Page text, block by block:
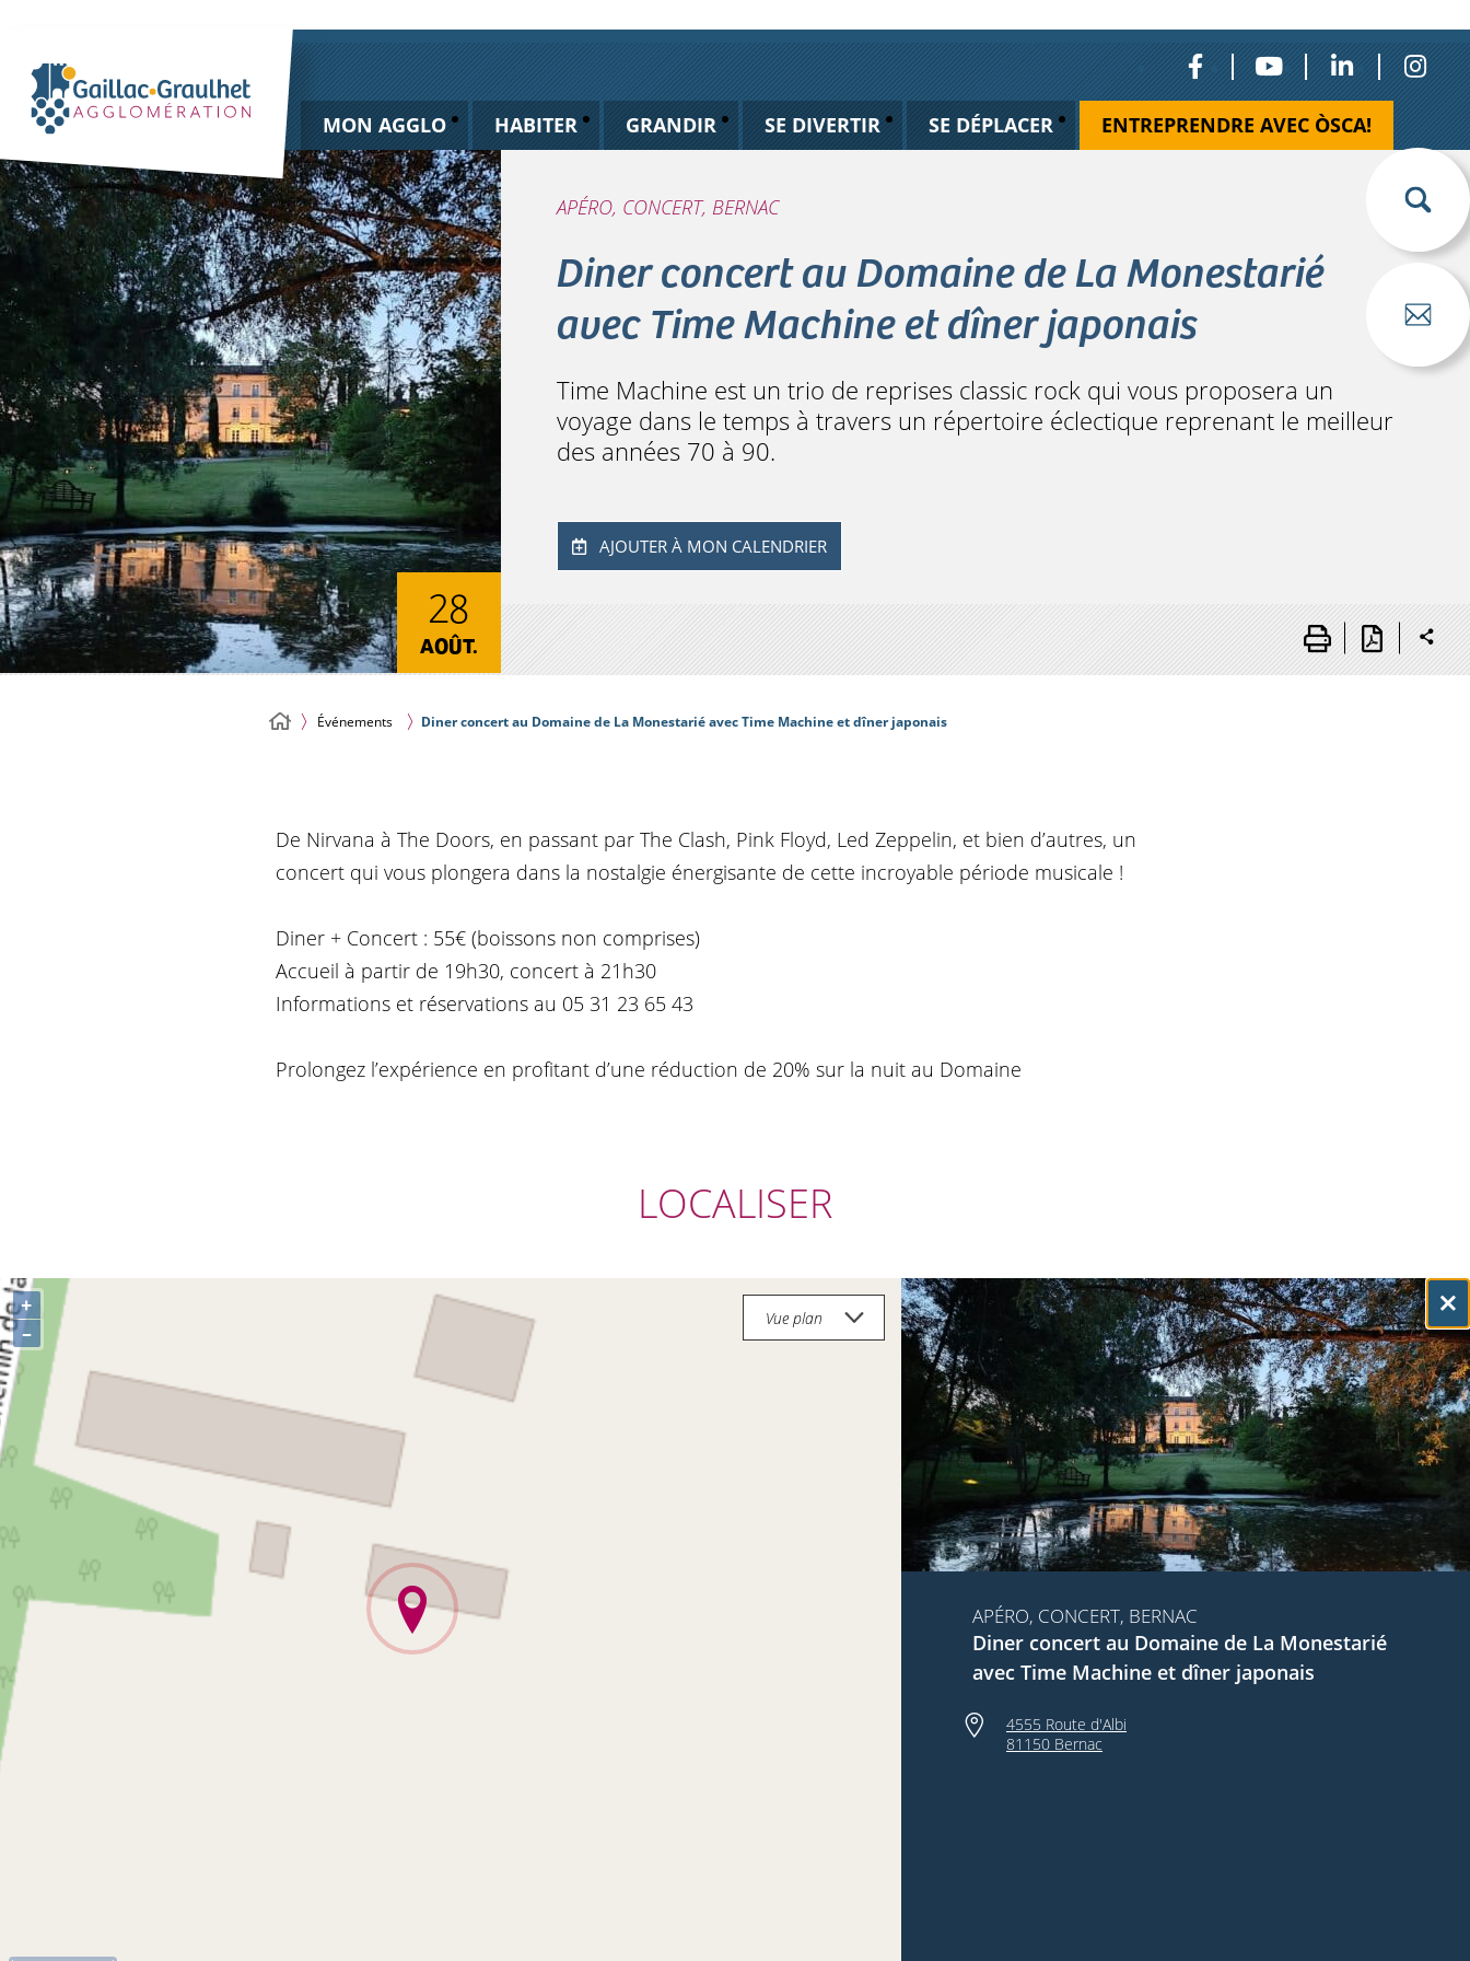
MON AGGLO HABITER GRANDIR SE DIVERTIR SE DÉPLACER ENTREPRENDRE AVEC ÒSCA!
APÉRO, CONCERT, BERNAC
Diner concert au Domaine de La Monestarié
avec Time Machine et dîner japonais
Time Machine est un trio de reprises classic rock qui vous proposera un
voyage dans le temps à travers un répertoire éclectique reprenant le meilleur
des années 70 à 90.
AJOUTER À MON CALENDRIER
28
AOÛT.
Événements Diner concert au Domaine de La Monestarié avec Time Machine et dîner japonais
De Nirvana à The Doors, en passant par The Clash, Pink Floyd, Led Zeppelin, et bien d’autres, un
concert qui vous plongera dans la nostalgie énergisante de cette incroyable période musicale !
Diner + Concert : 55€ (boissons non comprises)
Accueil à partir de 19h30, concert à 21h30
Informations et réservations au 05 31 23 65 43
Prolongez l’expérience en profitant d’une réduction de 20% sur la nuit au Domaine
LOCALISER
+
–
APÉRO, CONCERT, BERNAC
Diner concert au Domaine de La Monestarié
avec Time Machine et dîner japonais
4555 Route d'Albi
81150 Bernac